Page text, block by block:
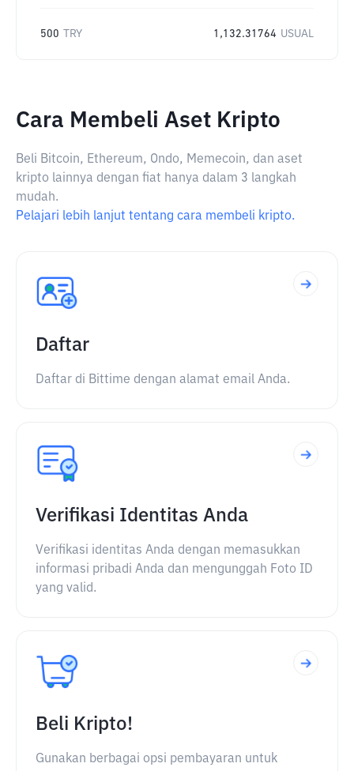
500 TRY 1,132.31764 USUAL
Cara Membeli Aset Kripto
Beli Bitcoin, Ethereum, Ondo, Memecoin, dan aset
kripto lainnya dengan fiat hanya dalam 3 langkah
mudah.
Pelajari lebih lanjut tentang cara membeli kripto.
Daftar
Daftar di Bittime dengan alamat email Anda.
Verifikasi Identitas Anda
Verifikasi identitas Anda dengan memasukkan
informasi pribadi Anda dan mengunggah Foto ID
yang valid.
Beli Kripto!
Gunakan berbagai opsi pembayaran untuk